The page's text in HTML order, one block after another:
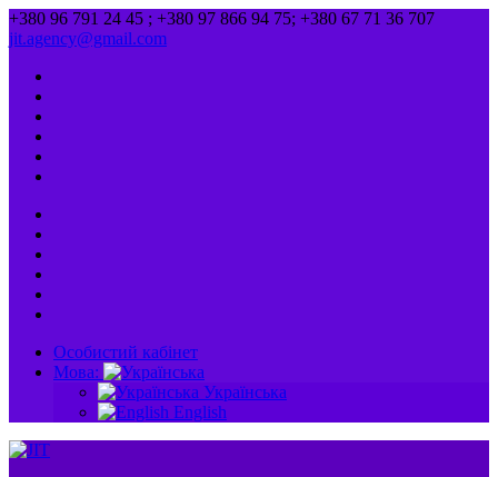
+380 96 791 24 45 ; +380 97 866 94 75; +380 67 71 36 707
jit.agency@gmail.com
Особистий кабінет
Мова:
Українська
English